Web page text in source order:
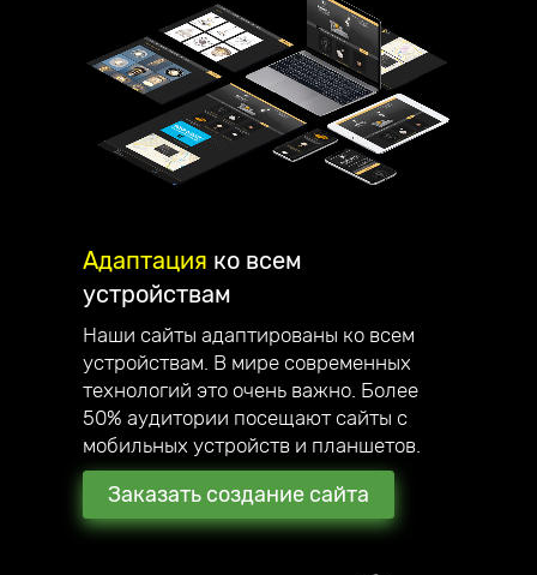
Адаптация ко всем
устройствам
Наши сайты адаптированы ко всем
устройствам. В мире современных
технологий это очень важно. Более
50% аудитории посещают сайты с
мобильных устройств и планшетов.
Заказать создание сайта